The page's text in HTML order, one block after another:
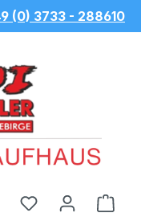
(0) 3733 - 288610
Du hast 0